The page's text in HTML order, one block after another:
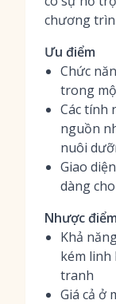
chương
Ưu điểm
Chức
trong
Các tính
nguồn
nuôi
Giao
dàng
Nhược điểm
Khả
kém linh
tranh
Giá cả ở